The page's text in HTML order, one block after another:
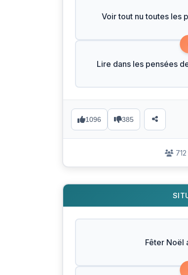
Voir tout nu toutes les
Lire dans les pensées
1096 385
Fêter Noël